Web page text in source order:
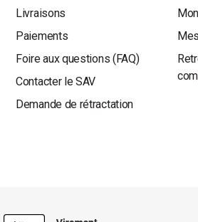
Livraisons
Paiements
Foire aux questions (FAQ)
Contacter le SAV
Demande de rétractation